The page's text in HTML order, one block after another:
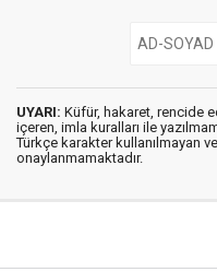
UYARI: Küfür, hakaret, rencide
içeren, imla kuralları ile
Türkçe karakter kullanılmayan
onaylanmamaktadır.